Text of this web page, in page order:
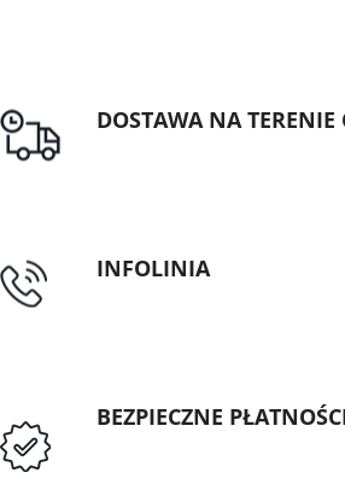
DOSTAWA NA TERENIE
INFOLINIA
BEZPIECZNE